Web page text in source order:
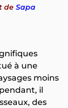
de Sapa
à une
moins
il
des